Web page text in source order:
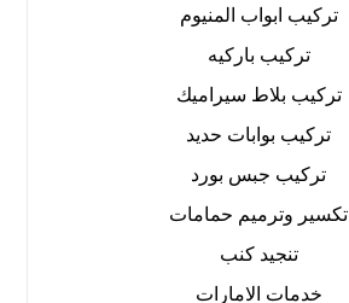
تركيب ابواب المنيوم
تركيب باركيه
تركيب بلاط سيراميك
تركيب بوابات حديد
تركيب جبس بورد
تكسير وترميم حمامات
تنجيد كنب
خدمات الامارات